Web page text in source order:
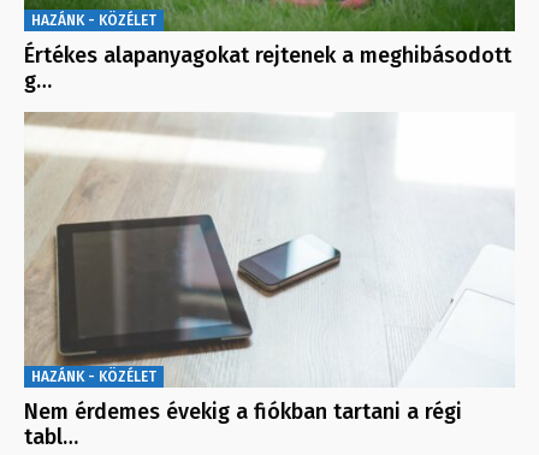
HAZÁNK - KÖZÉLET
Értékes alapanyagokat rejtenek a meghibásodott
g…
HAZÁNK - KÖZÉLET
Nem érdemes évekig a fiókban tartani a régi
tabl…